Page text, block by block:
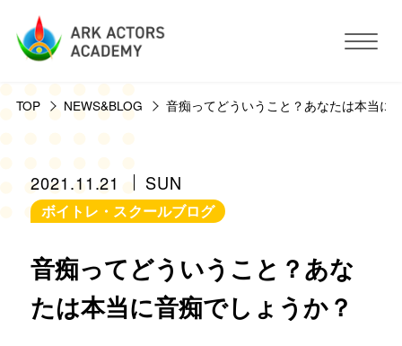
アークアクターズアカデミーについて
コース・予約方法・料金
活動サポート
TOP NEWS&BLOG 音痴ってどういうこと？あなたは本当に
2021.11.21 SUN
ボイトレ・スクールブログ
音痴ってどういうこと？あな
たは本当に音痴でしょうか？